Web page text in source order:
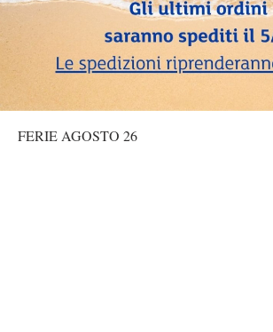
FERIE AGOSTO 26